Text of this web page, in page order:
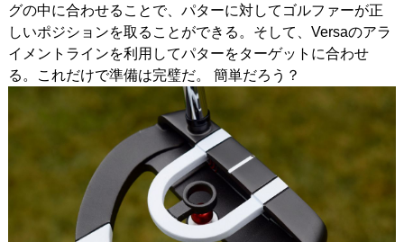
グの中に合わせることで、パターに対してゴルファーが正
しいポジションを取ることができる。そして、Versaのアラ
イメントラインを利用してパターをターゲットに合わせ
る。これだけで準備は完璧だ。 簡単だろう？